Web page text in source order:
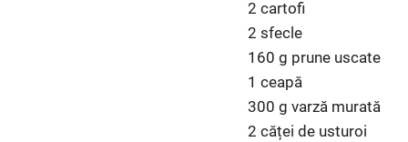
2 cartofi
2 sfecle
160 g prune uscate
1 ceapă
300 g varză murată
2 căței de usturoi